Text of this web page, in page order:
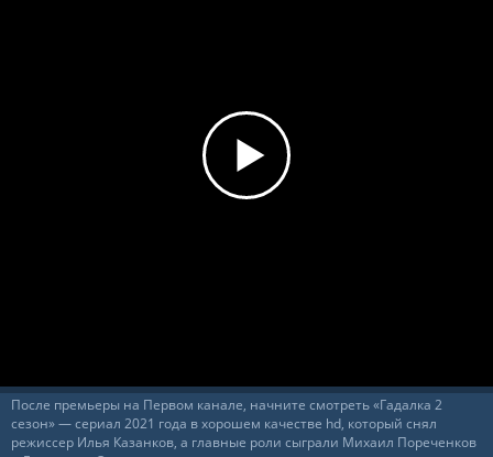
После премьеры на Первом канале, начните смотреть «Гадалка 2
сезон» — сериал 2021 года в хорошем качестве hd, который снял
режиссер Илья Казанков, а главные роли сыграли Михаил Пореченков